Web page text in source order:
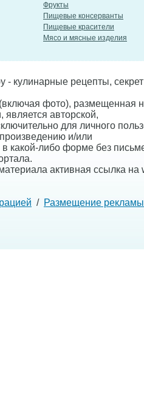
Фрукты
Пищевые консерванты
Пищевые красители
Мясо и мясные изделия
- кулинарные рецепты,
фото), размещенная
является авторской,
для личного
и/или
какой-либо форме без
активная ссылка на
/ Размещение рекламы